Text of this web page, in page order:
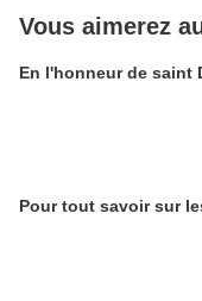
Vous aimerez
En l'honneur de saint
Pour tout savoir sur